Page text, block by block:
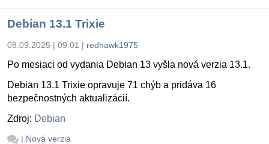
Debian 13.1 Trixie
08.09.2025 | 09:01 | redhawk1975
Po mesiaci od vydania Debian 13 vyšla nová verzia 13.1.
Debian 13.1 Trixie opravuje 71 chýb a pridáva 16
bezpečnostných aktualizácií.
Zdroj: Debian
| Nová verzia